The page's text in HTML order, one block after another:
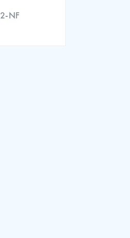
(EN)
NF